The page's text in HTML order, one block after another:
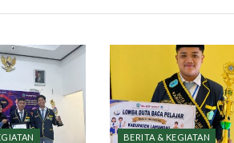
BERITA & KEGIATAN